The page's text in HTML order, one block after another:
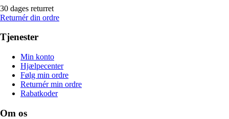
30 dages returret
Returnér din ordre
Tjenester
Min konto
Hjælpecenter
Følg min ordre
Returnér min ordre
Rabatkoder
Om os